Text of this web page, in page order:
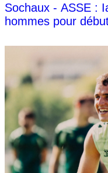
Sochaux - ASSE :
hommes pour